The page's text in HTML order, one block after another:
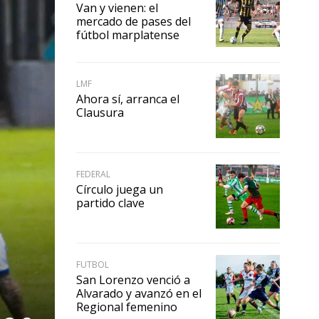
Van y vienen: el
mercado de pases del
fútbol marplatense
LMF
Ahora sí, arranca el
Clausura
FEDERAL
Círculo juega un
partido clave
FUTBOL
San Lorenzo venció a
Alvarado y avanzó en el
Regional femenino